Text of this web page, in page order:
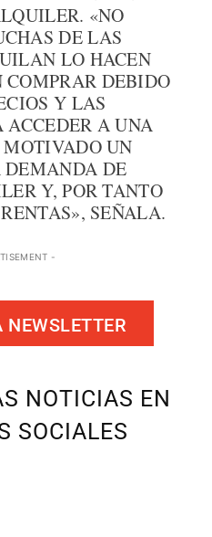
«NO
DE LAS
LO HACEN
COMPRAR DEBIDO
Y LAS
ACCEDER A UNA
UN
DE
Y, POR TANTO
SEÑALA.
-
NOTICIAS EN
SOCIALES